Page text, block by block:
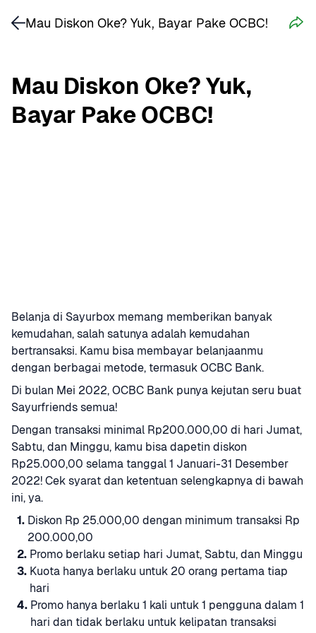
Mau Diskon Oke? Yuk,
Bayar Pake OCBC!
Belanja di Sayurbox memang memberikan banyak
kemudahan, salah satunya adalah kemudahan
bertransaksi. Kamu bisa membayar belanjaanmu
dengan berbagai metode, termasuk OCBC Bank.
Di bulan Mei 2022, OCBC Bank punya kejutan seru buat
Sayurfriends semua!
Dengan transaksi minimal Rp200.000,00 di hari Jumat,
Sabtu, dan Minggu, kamu bisa dapetin diskon
Rp25.000,00 selama tanggal 1 Januari-31 Desember
2022! Cek syarat dan ketentuan selengkapnya di bawah
ini, ya.
1. Diskon Rp 25.000,00 dengan minimum transaksi Rp
200.000,00
2. Promo berlaku setiap hari Jumat, Sabtu, dan Minggu
3. Kuota hanya berlaku untuk 20 orang pertama tiap
hari
4. Promo hanya berlaku 1 kali untuk 1 pengguna dalam 1
hari dan tidak berlaku untuk kelipatan transaksi
Mau Diskon Oke? Yuk, Bayar Pake OCBC!